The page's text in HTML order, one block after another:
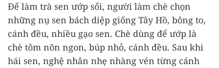
Để làm trà sen ướp sổi, người làm chè chọn
những nụ sen bách diệp giống Tây Hồ, bông to,
cánh đều, nhiều gạo sen. Chè dùng để ướp là
chè tôm nõn ngon, búp nhỏ, cánh đều. Sau khi
hái sen, nghệ nhân nhẹ nhàng vén từng cánh